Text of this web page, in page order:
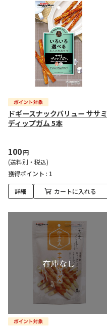
ドギースナックバリュー ササミ
ディップガム 5本
100円
(送料別・税込)
獲得ポイント : 1
詳細 カートに入れる